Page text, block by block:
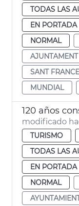
TODAS LAS
EN PORTADA
NORMAL
AJUNTAMENT
SANT
MUNDIAL
modificado
TURISMO
TODAS LAS
EN PORTADA
NORMAL